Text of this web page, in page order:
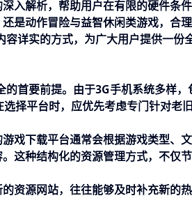
入解析，帮助用户在有限的硬件条
是动作冒险与益智休闲类游戏，合
详实的方式，为广大用户提供一份
首要前提。由于3G手机系统多样，
择平台时，应优先考虑专门针对老
戏下载平台通常会根据游戏类型、
这种结构化的资源管理方式，不仅
资源网站，往往能够及时补充新的